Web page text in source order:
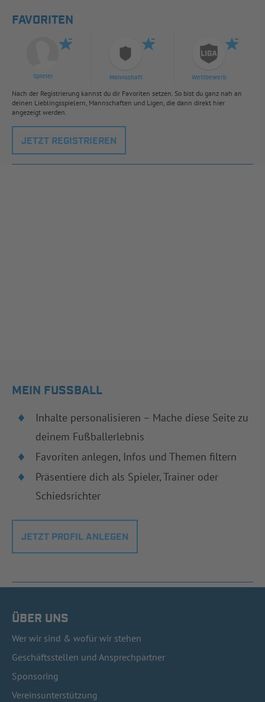
FAVORITEN
Spieler Mannschaft Wettbewerb
Nach der Registrierung kannst du dir Favoriten setzen. So bist du ganz nah an
deinen Lieblingsspielern, Mannschaften und Ligen, die dann direkt hier
angezeigt werden.
JETZT REGISTRIEREN
MEIN FUSSBALL
Inhalte personalisieren – Mache diese Seite zu
deinem Fußballerlebnis
Favoriten anlegen, Infos und Themen filtern
Präsentiere dich als Spieler, Trainer oder
Schiedsrichter
JETZT PROFIL ANLEGEN
ÜBER UNS
Wer wir sind & wofür wir stehen
Geschäftsstellen und Ansprechpartner
Sponsoring
Vereinsunterstützung